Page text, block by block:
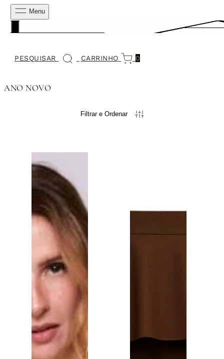
Menu
PESQUISAR CARRINHO 0
ANO NOVO
Filtrar e Ordenar